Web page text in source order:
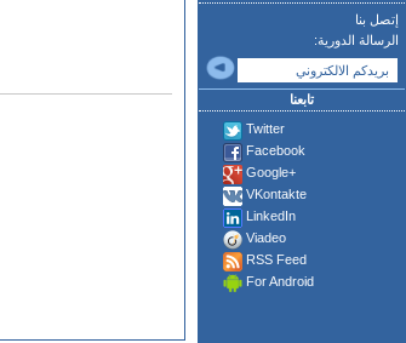
إتصل بنا
الرسالة الدورية:
تابعنا
Twitter
Facebook
Google+
VKontakte
LinkedIn
Viadeo
RSS Feed
For Android